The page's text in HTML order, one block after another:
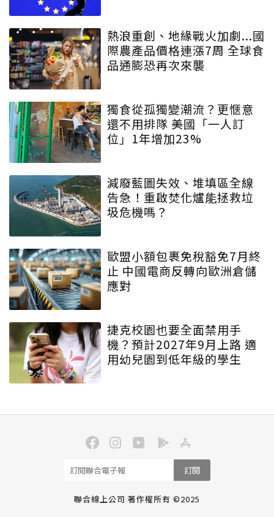
熱浪重創、地緣戰火加劇...國
際農產品價格連漲7周 全球食
品通膨恐再次來襲
獨食從孤獨變潮流？更愜意
還不用排隊 美國「一人訂
位」1年增加23%
減廢藍圖失效、堆填區全線
告急！重啟焚化爐能拯救垃
圾危機嗎？
歐盟小額包裹免稅豁免7月終
止 中國電商反轉向歐洲倉儲
應對
捷克校園也要全面禁用手
機？預計2027年9月上路 適
用幼兒園到低年級的學生
訂閱
聯合線上公司 著作權所有 ©2025